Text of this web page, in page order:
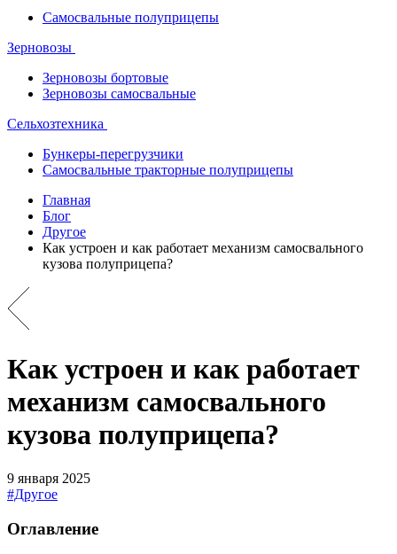
Самосвальные полуприцепы
Зерновозы
Зерновозы бортовые
Зерновозы самосвальные
Сельхозтехника
Бункеры-перегрузчики
Самосвальные тракторные полуприцепы
Главная
Блог
Другое
Как устроен и как работает механизм самосвального
кузова полуприцепа?
Как устроен и как работает
механизм самосвального
кузова полуприцепа?
9 января 2025
#Другое
Оглавление